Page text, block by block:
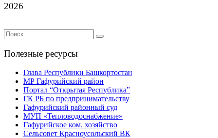
2026
Полезные ресурсы
Глава Республики Башкортостан
МР Гафурийский район
Портал “Открытая Республика”
ГК РБ по предпринимательству
Гафурийский районный суд
МУП «Тепловодоснабжение»
Гафурийское ком. хозяйство
Сельсовет Красноусольский ВК